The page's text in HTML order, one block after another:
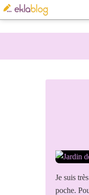
Je suis
poche.